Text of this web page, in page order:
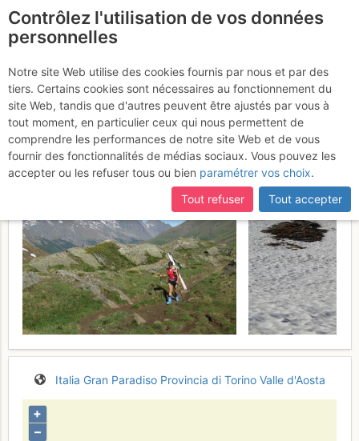
certaines pages ne sont plus accessibles, manquantes ou
incomplètes, déconnectez-vous puis reconnectez-vous à votre
compte sur le site.
Testa della Nouva (bike
& ski) : dal vallone di Urtier
Samedi 17 juin 2017
Italia Gran Paradiso Provincia di Torino Valle d'Aosta
+
–
Contrôlez l'utilisation de vos données
personnelles
Notre site Web utilise des cookies fournis par nous et par des
tiers. Certains cookies sont nécessaires au fonctionnement du
site Web, tandis que d'autres peuvent être ajustés par vous à
tout moment, en particulier ceux qui nous permettent de
comprendre les performances de notre site Web et de vous
fournir des fonctionnalités de médias sociaux. Vous pouvez les
accepter ou les refuser tous ou bien paramétrer vos choix.
Tout refuser
Tout accepter